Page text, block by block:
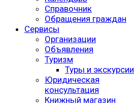
Справочник
Обращения граждан
Сервисы
Организации
Объявления
Туризм
Туры и экскурсии
Юридическая
консультация
Книжный магазин